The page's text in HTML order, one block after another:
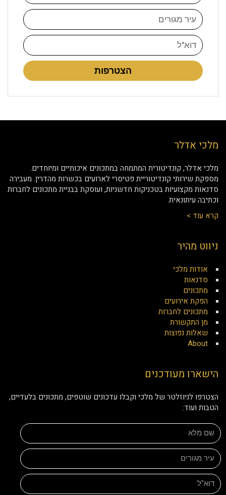
הצטרפות
מלכי אדלר
מלכי אדלר, קונדיטורית המתמחה במתכונים איכותיים ומיוחדים.
מספקת שירותי קונדיטוריית פטיסרי לארועים בכשרות מהדרין. מעבירה
סדנאות מקצועיות בטכניקות חדשניות, ועוסקת בבניית מתכונים לחברות
וכתיבה עיתונאית.
קרא עוד >
ניווט מהיר
אודות מלכי
סדנאות
מתכונים
הפקת אירועים
מתכונים לחברות
מן התקשורת
שאלות נפוצות
About
הישארו מעודכנים
הצטרפו לניוזלטר של מלכי וקבלו עדכונים שוטפים, מתכונים בלעדיים,
הטבות ועוד: